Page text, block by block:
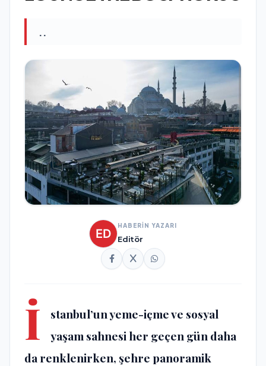
..
HABERİN YAZARI
Editör
İ
stanbul’un yeme-içme ve sosyal
yaşam sahnesi her geçen gün daha
da renklenirken, şehre panoramik